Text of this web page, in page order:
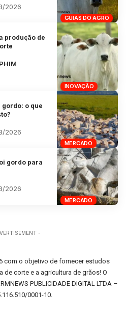
GUIAS DO AGRO
2026
INOVAÇÃO
produção de
MERCADO
gordo: o que
2026
MERCADO
gordo para
2026
-
com o objetivo de fornecer estudos
de corte e a agricultura de grãos! O
PUBLICIDADE DIGITAL LTDA –
0001-10.